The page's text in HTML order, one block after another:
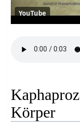
YouTube
Körper